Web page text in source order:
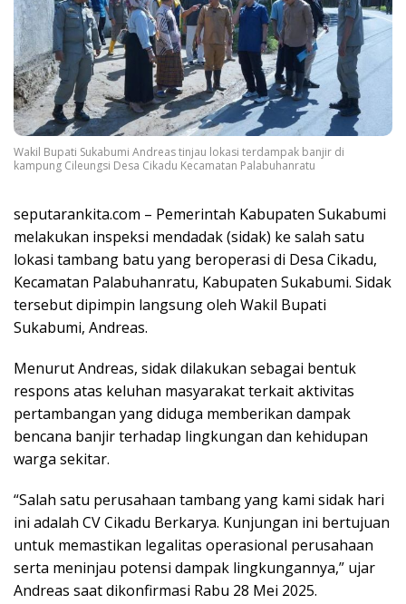
Wakil Bupati Sukabumi Andreas tinjau lokasi terdampak banjir di
kampung Cileungsi Desa Cikadu Kecamatan Palabuhanratu
seputarankita.com – Pemerintah Kabupaten Sukabumi
melakukan inspeksi mendadak (sidak) ke salah satu
lokasi tambang batu yang beroperasi di Desa Cikadu,
Kecamatan Palabuhanratu, Kabupaten Sukabumi. Sidak
tersebut dipimpin langsung oleh Wakil Bupati
Sukabumi, Andreas.
Menurut Andreas, sidak dilakukan sebagai bentuk
respons atas keluhan masyarakat terkait aktivitas
pertambangan yang diduga memberikan dampak
bencana banjir terhadap lingkungan dan kehidupan
warga sekitar.
“Salah satu perusahaan tambang yang kami sidak hari
ini adalah CV Cikadu Berkarya. Kunjungan ini bertujuan
untuk memastikan legalitas operasional perusahaan
serta meninjau potensi dampak lingkungannya,” ujar
Andreas saat dikonfirmasi Rabu 28 Mei 2025.